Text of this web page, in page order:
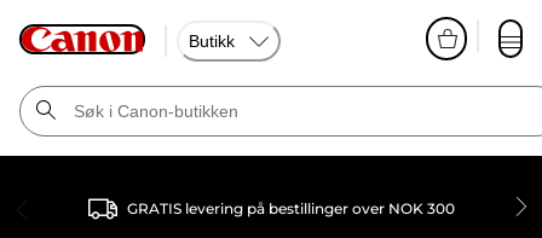
Butikk
GRATIS levering på bestillinger over NOK 300